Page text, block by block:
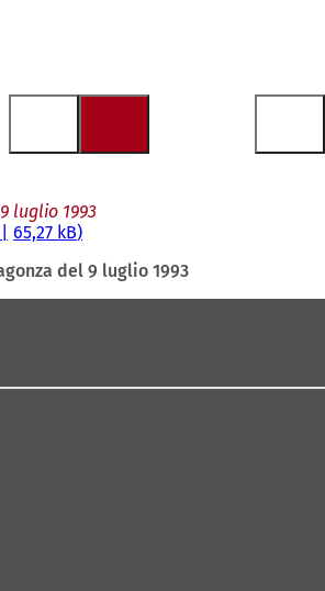
luglio 1993
65,27 kB
del 9 luglio 1993